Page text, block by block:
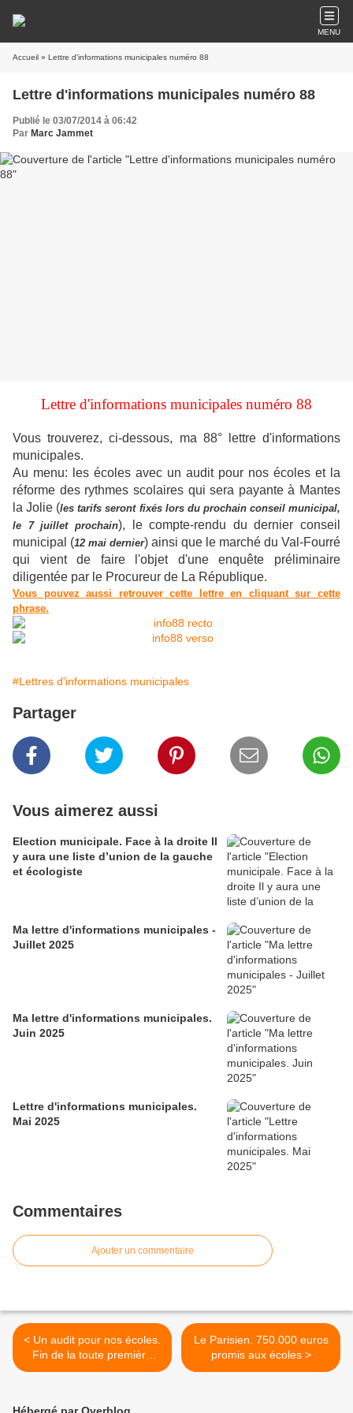
MENU
Accueil » Lettre d'informations municipales numéro 88
Lettre d'informations municipales numéro 88
Publié le 03/07/2014 à 06:42
Par Marc Jammet
Lettre d'informations municipales numéro 88
Vous trouverez, ci-dessous, ma 88° lettre d'informations
municipales.
Au menu: les écoles avec un audit pour nos écoles et la
réforme des rythmes scolaires qui sera payante à Mantes
la Jolie (les tarifs seront fixés lors du prochain conseil municipal,
le 7 juillet prochain), le compte-rendu du dernier conseil
municipal (12 mai dernier) ainsi que le marché du Val-Fourré
qui vient de faire l'objet d'une enquête préliminaire
diligentée par le Procureur de La République.
Vous pouvez aussi retrouver cette lettre en cliquant sur cette
phrase.
#Lettres d'informations municipales
Partager
Vous aimerez aussi
Election municipale. Face à la droite Il
y aura une liste d’union de la gauche
et écologiste
Ma lettre d'informations municipales -
Juillet 2025
Ma lettre d'informations municipales.
Juin 2025
Lettre d'informations municipales.
Mai 2025
Commentaires
Ajouter un commentaire
< Un audit pour nos écoles.
Fin de la toute première
étape.
Le Parisien. 750.000 euros
promis aux écoles >